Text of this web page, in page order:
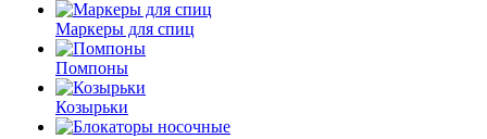
Маркеры для спиц
Помпоны
Козырьки